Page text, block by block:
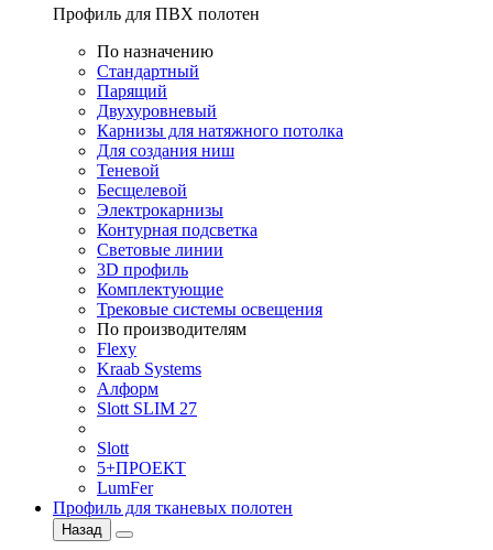
Профиль для ПВХ полотен
По назначению
Стандартный
Парящий
Двухуровневый
Карнизы для натяжного потолка
Для создания ниш
Теневой
Бесщелевой
Электрокарнизы
Контурная подсветка
Световые линии
3D профиль
Комплектующие
Трековые системы освещения
По производителям
Flexy
Kraab Systems
Алформ
Slott SLIM 27
Slott
5+ПРОЕКТ
LumFer
Профиль для тканевых полотен
Назад